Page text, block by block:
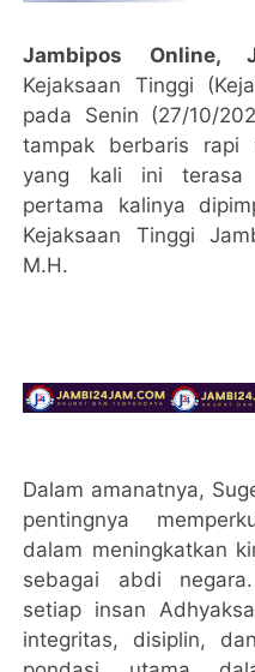
Jambipos Online,
Kejaksaan Tinggi
pada Senin (27/10/
tampak berbaris rapi
yang kali ini terasa
pertama kalinya
Kejaksaan Tinggi
M.H.
Dalam amanatnya,
pentingnya
dalam meningkatkan
sebagai abdi
setiap insan
integritas, disiplin,